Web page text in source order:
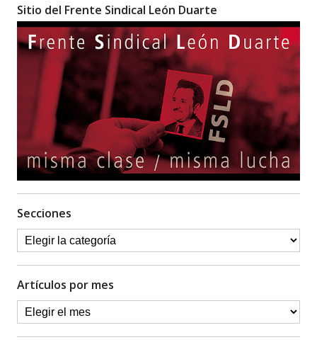
Sitio del Frente Sindical León Duarte
Secciones
Artículos por mes